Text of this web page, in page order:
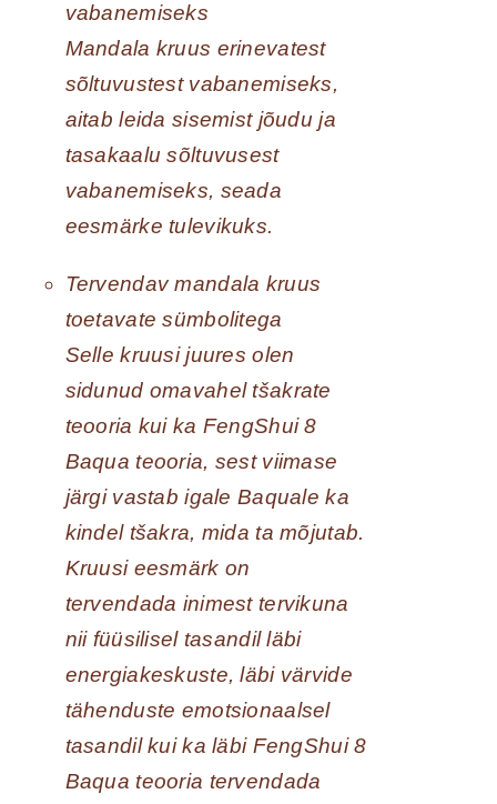
vabanemiseks
Mandala kruus erinevatest
sõltuvustest vabanemiseks,
aitab leida sisemist jõudu ja
tasakaalu sõltuvusest
vabanemiseks, seada
eesmärke tulevikuks.
Tervendav mandala kruus
toetavate sümbolitega
Selle kruusi juures olen
sidunud omavahel tšakrate
teooria kui ka FengShui 8
Baqua teooria, sest viimase
järgi vastab igale Baquale ka
kindel tšakra, mida ta mõjutab.
Kruusi eesmärk on
tervendada inimest tervikuna
nii füüsilisel tasandil läbi
energiakeskuste, läbi värvide
tähenduste emotsionaalsel
tasandil kui ka läbi FengShui 8
Baqua teooria tervendada